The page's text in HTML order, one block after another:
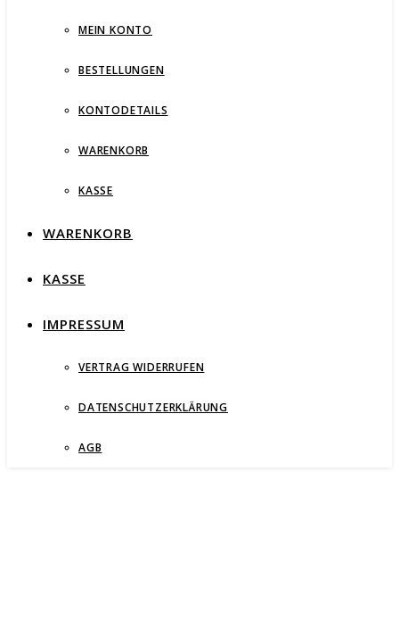
MEIN KONTO
BESTELLUNGEN
KONTODETAILS
WARENKORB
KASSE
WARENKORB
KASSE
IMPRESSUM
VERTRAG WIDERRUFEN
DATENSCHUTZERKLÄRUNG
AGB